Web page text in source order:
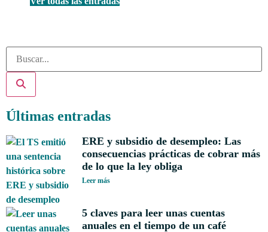
Últimas entradas
ERE y subsidio de desempleo: Las
consecuencias prácticas de cobrar más
de lo que la ley obliga
Leer más
5 claves para leer unas cuentas
anuales en el tiempo de un café